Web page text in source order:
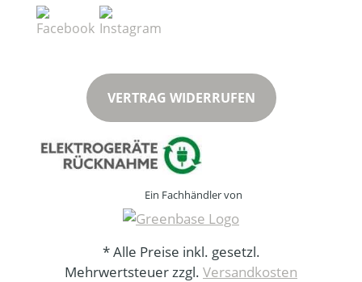
VERTRAG WIDERRUFEN
Ein Fachhändler von
* Alle Preise inkl. gesetzl.
Mehrwertsteuer zzgl. Versandkosten